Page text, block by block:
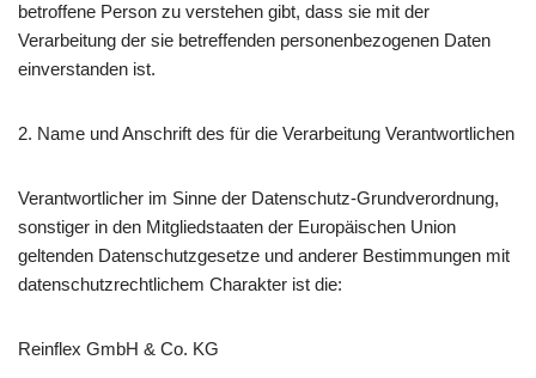
betroffene Person zu verstehen gibt, dass sie mit der
Verarbeitung der sie betreffenden personenbezogenen Daten
einverstanden ist.
2. Name und Anschrift des für die Verarbeitung Verantwortlichen
Verantwortlicher im Sinne der Datenschutz-Grundverordnung,
sonstiger in den Mitgliedstaaten der Europäischen Union
geltenden Datenschutzgesetze und anderer Bestimmungen mit
datenschutzrechtlichem Charakter ist die:
Reinflex GmbH & Co. KG